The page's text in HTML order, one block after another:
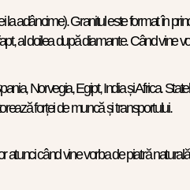
adâncime). Granitul este format în
al doilea după diamante. Când vine
Norvegia, Egipt, India și Africa.
forței de muncă și transportului.
când vine vorba de piatră